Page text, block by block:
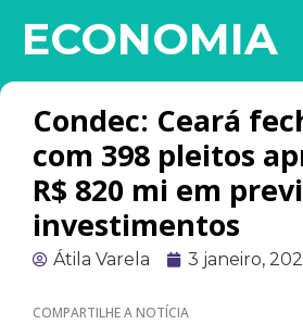
ECONOMIA
Condec: Ceará
com 398 pleitos
R$ 820 mi em
investimentos
Átila Varela 3 janeiro,
COMPARTILHE A NOTÍCIA